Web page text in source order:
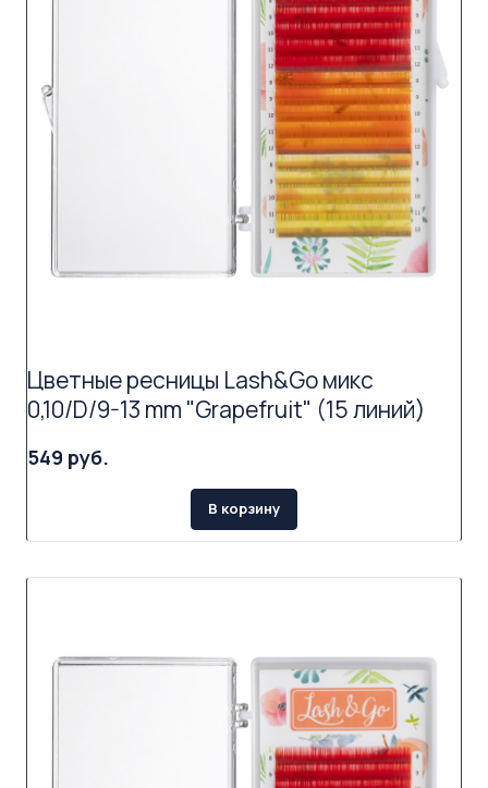
Цветные ресницы Lash&Go микс
0,10/D/9-13 mm "Grapefruit" (15 линий)
549 руб.
В корзину